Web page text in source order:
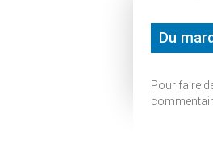
Du
Pour faire